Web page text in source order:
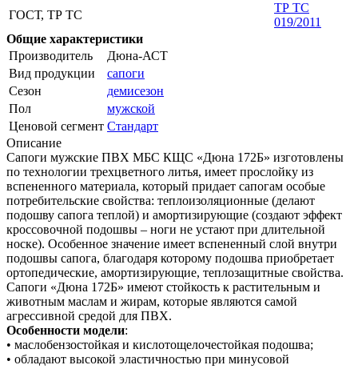
ГОСТ, ТР ТС
ТР ТС
019/2011
Общие характеристики
Производитель
Дюна-АСТ
Вид продукции
сапоги
Сезон
демисезон
Пол
мужской
Ценовой сегмент Стандарт
Описание
Сапоги мужские ПВХ МБС КЩС «Дюна 172Б» изготовлены
по технологии трехцветного литья, имеет прослойку из
вспененного материала, который придает сапогам особые
потребительские свойства: теплоизоляционные (делают
подошву сапога теплой) и амортизирующие (создают эффект
кроссовочной подошвы – ноги не устают при длительной
носке). Особенное значение имеет вспененный слой внутри
подошвы сапога, благодаря которому подошва приобретает
ортопедические, амортизирующие, теплозащитные свойства.
Сапоги «Дюна 172Б» имеют стойкость к растительным и
животным маслам и жирам, которые являются самой
агрессивной средой для ПВХ.
Особенности модели:
• маслобензостойкая и кислотощелочестойкая подошва;
• обладают высокой эластичностью при минусовой